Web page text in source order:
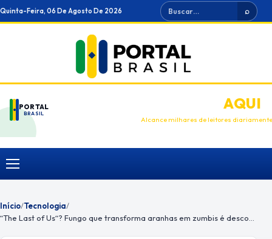
Ir
para
Quinta-Feira, 06 De Agosto De 2026 Buscar ⌕
PORTAL
BRASIL
ANUNCIEAQUI
Alcance milhares de leitores diariamente
Menu
Início/Tecnologia/